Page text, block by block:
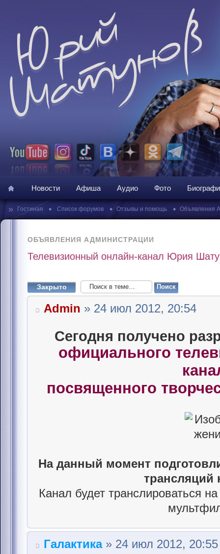
Новости Афиша Аудио Фото
» Гостиная • Список форумов • Отзывы и помощь • Объявления
ОБЪЯВЛЕНИЯ АДМИНИСТРАЦИИ
Телевизионный онлайн-канал Юрия
Закрыто
Admin » 24 июл 2012, 20:54
Сегодня получено
официального
посвященного
На данный момент
трансляций
Канал будет транслироваться
Галактика» 24 июл 2012, 20:55